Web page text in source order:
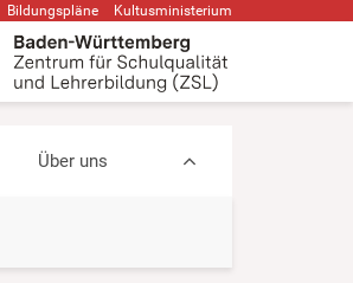
Bildungspläne Kultusministerium
Über uns